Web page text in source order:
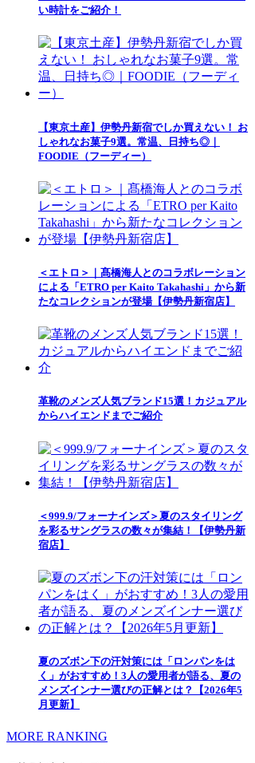
い時計をご紹介！
【東京土産】伊勢丹新宿でしか買えない！ お
しゃれなお菓子9選。常温、日持ち◎｜
FOODIE（フーディー）
＜エトロ＞｜髙橋海人とのコラボレーション
による「ETRO per Kaito Takahashi」から新
たなコレクションが登場【伊勢丹新宿店】
革靴のメンズ人気ブランド15選！カジュアル
からハイエンドまでご紹介
＜999.9/フォーナインズ＞夏のスタイリング
を彩るサングラスの数々が集結！【伊勢丹新
宿店】
夏のズボン下の汗対策には「ロンパンをは
く」がおすすめ！3人の愛用者が語る、夏の
メンズインナー選びの正解とは？【2026年5
月更新】
MORE RANKING